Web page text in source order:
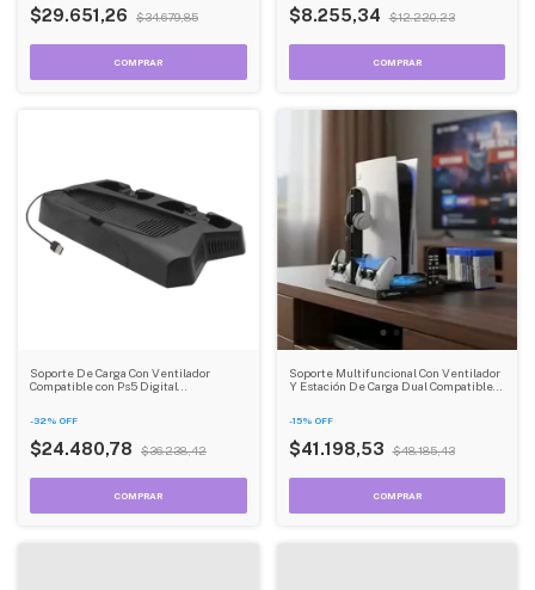
$29.651,26 $34.679,85 $8.255,34 $12.220,23
Soporte De Carga Con Ventilador
Compatible con Ps5 Digital
-32% OFF
$24.480,78 $36.238,42
Soporte Multifuncional Con Ventilador
Y Estación De Carga Dual Compatible
-15% OFF
$41.198,53 $48.185,43